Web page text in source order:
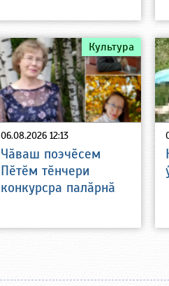
06.08.2026 12:13
Культура
Чӑваш поэчӗсем
Пӗтӗм тӗнчери
конкурсра палӑрнӑ